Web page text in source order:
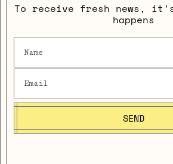
To receive fresh news,
happens
SEND